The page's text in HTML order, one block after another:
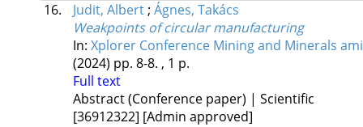
16.
Judit, Albert; Ágnes, Takács
Weakpoints of circular manufacturing
In: Xplorer Conference Mining and Minerals
(2024) pp. 8-8. , 1 p.
Full text
Abstract (Conference paper) | Scientific
[36912322] [Admin approved]